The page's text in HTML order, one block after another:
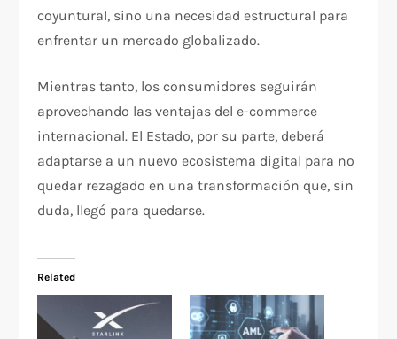
coyuntural, sino una necesidad estructural para
enfrentar un mercado globalizado.
Mientras tanto, los consumidores seguirán
aprovechando las ventajas del e-commerce
internacional. El Estado, por su parte, deberá
adaptarse a un nuevo ecosistema digital para no
quedar rezagado en una transformación que, sin
duda, llegó para quedarse.
Related